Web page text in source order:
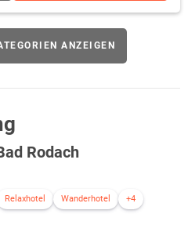
Ihre persönliche Auszeit unter
ANZEIGEN
Rodach
Relaxhotel Wanderhotel +4